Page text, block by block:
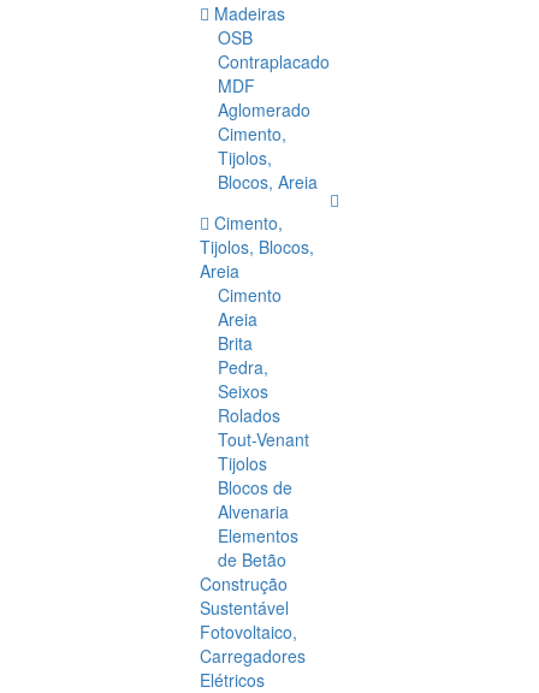
Madeiras
OSB
Contraplacado
MDF
Aglomerado
Cimento,
Tijolos,
Blocos, Areia
Cimento,
Tijolos, Blocos,
Areia
Cimento
Areia
Brita
Pedra,
Seixos
Rolados
Tout-Venant
Tijolos
Blocos de
Alvenaria
Elementos
de Betão
Construção
Sustentável
Fotovoltaico,
Carregadores
Elétricos